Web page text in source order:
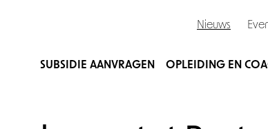
Nieuws
SUBSIDIE AANVRAGEN OPLEIDING EN